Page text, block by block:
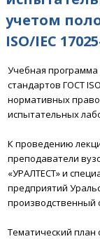
учетом
ISO/IEC
Учебная
стандартов ГОСТ
нормативных
испытательных
К проведению
преподаватели
«УРАЛТЕСТ» и
предприятий
производственный
Тематический